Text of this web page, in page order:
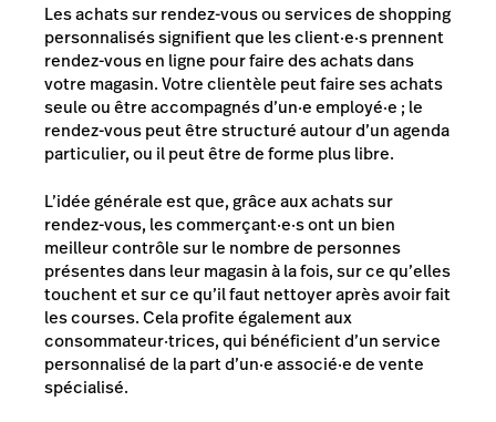
Les achats sur rendez-vous ou services de shopping
personnalisés signifient que les client·e·s prennent
rendez-vous en ligne pour faire des achats dans
votre magasin. Votre clientèle peut faire ses achats
seule ou être accompagnés d’un·e employé·e ; le
rendez-vous peut être structuré autour d’un agenda
particulier, ou il peut être de forme plus libre.
L’idée générale est que, grâce aux achats sur
rendez-vous, les commerçant·e·s ont un bien
meilleur contrôle sur le nombre de personnes
présentes dans leur magasin à la fois, sur ce qu’elles
touchent et sur ce qu’il faut nettoyer après avoir fait
les courses. Cela profite également aux
consommateur·trices, qui bénéficient d’un service
personnalisé de la part d’un·e associé·e de vente
spécialisé.